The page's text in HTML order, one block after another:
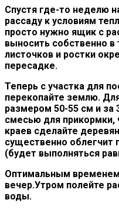
Спустя где-то неделю
рассаду к условиям
просто нужно ящик с
выносить собственно в
листочков и ростки
пересадке.
Теперь с участка для
перекопайте землю.
размером 50-55 см и за
смесью для прикормки,
краев сделайте
существенно облегчит
(будет выполняться
Оптимальным
вечер.Утром полейте
воды.